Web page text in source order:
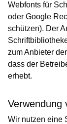
Webfonts für
oder Google
schützen). Der
zum Anbieter
dass der
erhebt.
Verwendung
Wir nutzen eine